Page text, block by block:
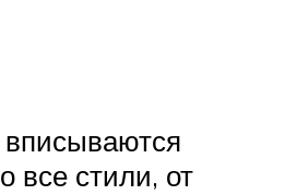
все стили, от